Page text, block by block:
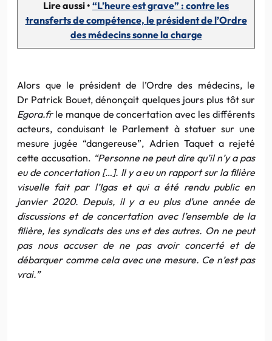
Lire aussi • “L’heure est grave” : contre les
transferts de compétence, le président de l’Ordre
des médecins sonne la charge
Alors que le président de l’Ordre des médecins, le
Dr Patrick Bouet, dénonçait quelques jours plus tôt sur
Egora.frle manque de concertation avec les différents
acteurs, conduisant le Parlement à statuer sur une
mesure jugée “dangereuse”, Adrien Taquet a rejeté
cette accusation. “Personne ne peut dire qu’il n’y a pas
eu de concertation […]. Il y a eu un rapport sur la filière
visuelle fait par l’Igas et qui a été rendu public en
janvier 2020. Depuis, il y a eu plus d’une année de
discussions et de concertation avec l’ensemble de la
filière, les syndicats des uns et des autres. On ne peut
pas nous accuser de ne pas avoir concerté et de
débarquer comme cela avec une mesure. Ce n’est pas
vrai.”